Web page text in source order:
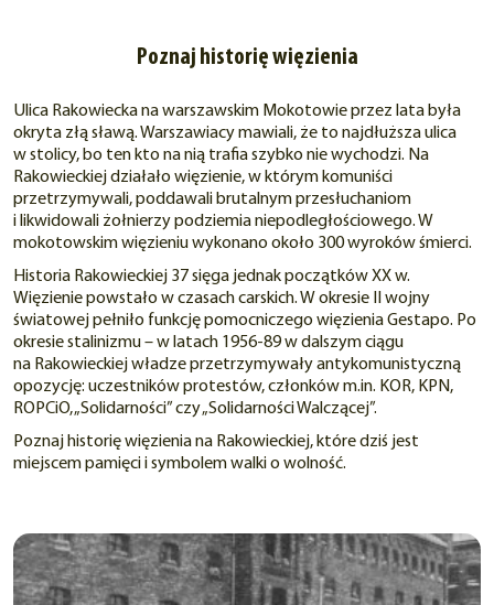
Poznaj historię więzienia
Ulica Rakowiecka na warszawskim Mokotowie przez lata była
okryta złą sławą. Warszawiacy mawiali, że to najdłuższa ulica
w stolicy, bo ten kto na nią trafia szybko nie wychodzi. Na
Rakowieckiej działało więzienie, w którym komuniści
przetrzymywali, poddawali brutalnym przesłuchaniom
i likwidowali żołnierzy podziemia niepodległościowego. W
mokotowskim więzieniu wykonano około 300 wyroków śmierci.
Historia Rakowieckiej 37 sięga jednak początków XX w.
Więzienie powstało w czasach carskich. W okresie II wojny
światowej pełniło funkcję pomocniczego więzienia Gestapo. Po
okresie stalinizmu – w latach 1956-89 w dalszym ciągu
na Rakowieckiej władze przetrzymywały antykomunistyczną
opozycję: uczestników protestów, członków m.in. KOR, KPN,
ROPCiO, „Solidarności” czy „Solidarności Walczącej”.
Poznaj historię więzienia na Rakowieckiej, które dziś jest
miejscem pamięci i symbolem walki o wolność.